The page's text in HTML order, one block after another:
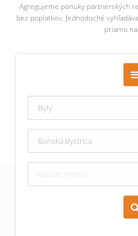
Agregujeme ponuky partnerských
bez poplatkov. Jednoduché
priamo
Zoraď podľa času